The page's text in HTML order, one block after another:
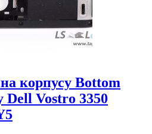
корпусу Bottom
Dell Vostro 3350